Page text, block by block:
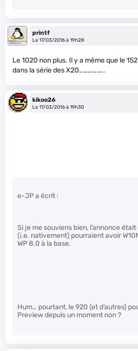
printf
Le 17/03/2016 à 19h28
Le 1020 non plus. Il y a même que le
dans la série des X20……………..
kikoo26
Le 17/03/2016 à 19h30
e-JP a écrit :
Si je me souviens bien, l’annonce était
(i.e. nativement) pourraient avoir
WP 8.0 à la base.
Hum… pourtant, le 920 (et d’autres)
Preview depuis un moment non ?